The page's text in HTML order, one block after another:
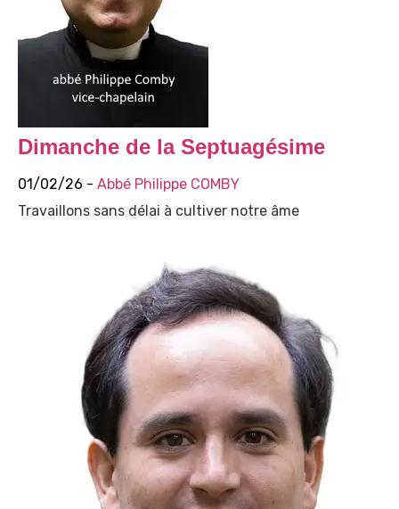
Dimanche de la Septuagésime
01/02/26 - Abbé Philippe COMBY
Travaillons sans délai à cultiver notre âme